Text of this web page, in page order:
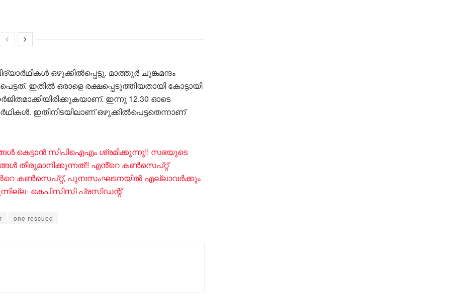
ഒഴുക്കിൽപ്പെട്ടു. മാത്തൂർ ചുങ്കമന്ദം
ഇതിൽ ഒരാളെ രക്ഷപ്പെടുത്തിയതായി കോട്ടായി
ഇന്നു 12.30 ഓടെ
ഇതിനിടയിലാണ് ഒഴുക്കിൽപെട്ടതെന്നാണ്
കെട്ടാൻ സിപിഐഎം ശ്രമിക്കുന്നു!! സഭയുടെ
തീരുമാനിക്കുന്നത്!! എൻ്റെ കൺസെപ്റ്റ്
കൺസെപ്റ്റ്, പുനഃസംഘടനയിൽ എല്ലാവർക്കും
കെപിസിസി പ്രസിഡന്റ്
one rescued